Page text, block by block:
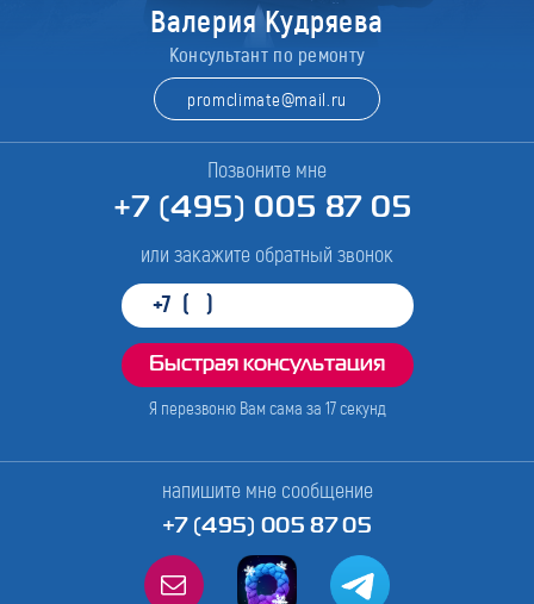
Валерия Кудряева
Консультант по ремонту
promclimate@mail.ru
Позвоните мне
+7 (495) 005 87 05
или закажите обратный звонок
Я перезвоню Вам сама за 17секунд
напишите мне сообщение
+7 (495) 005 87 05